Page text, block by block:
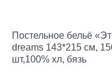
Постельное бельё
dreams 143*215 см,
шт,100% хл, бязь